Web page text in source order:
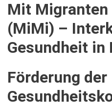
Mit Migranten
(MiMi) –
Gesundheit in
Förderung der